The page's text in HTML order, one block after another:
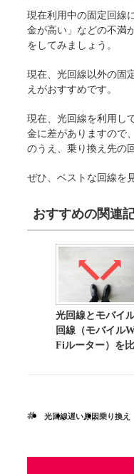
現在利用中の固定回線
金が高い」などの不満
をしてみましょう。
現在、光回線以外の固
えがおすすめです。
現在、光回線を利用し
金に差がありますので
のうえ、乗り換え先の
ぜひ、ベストな回線を
おすすめの関連
光回線とモバイ
回線（モバイル
Fiルーター）を比
光回線遅い原因乗り換え